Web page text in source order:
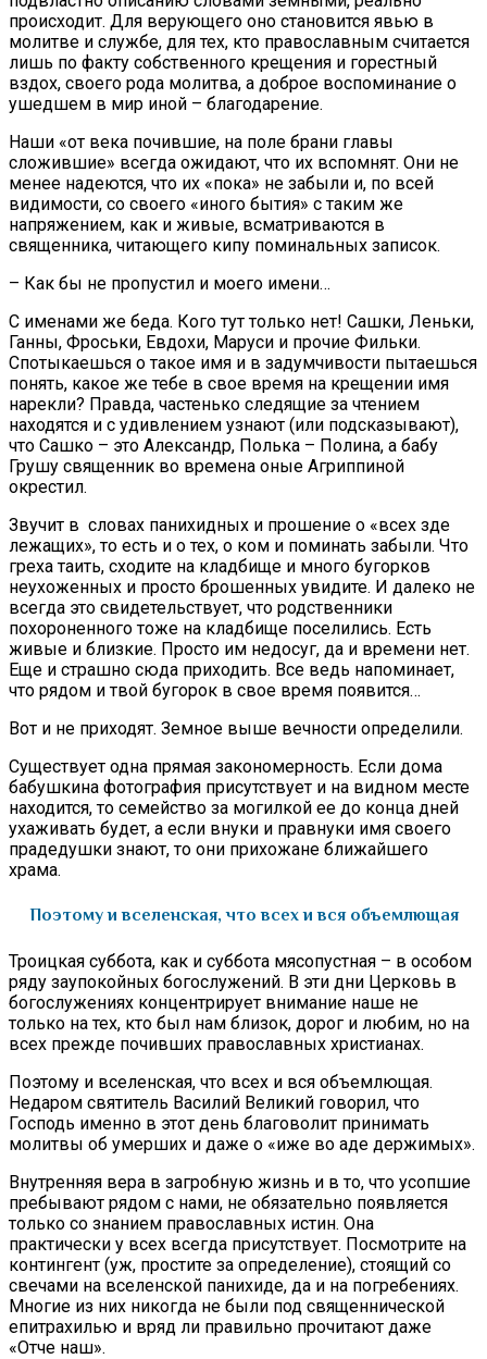
происходит. Для верующего оно становится явью в
молитве и службе, для тех, кто православным считается
лишь по факту собственного крещения и горестный
вздох, своего рода молитва, а доброе воспоминание о
ушедшем в мир иной – благодарение.
Наши «от века почившие, на поле брани главы
сложившие» всегда ожидают, что их вспомнят. Они не
менее надеются, что их «пока» не забыли и, по всей
видимости, со своего «иного бытия» с таким же
напряжением, как и живые, всматриваются в
священника, читающего кипу поминальных записок.
– Как бы не пропустил и моего имени…
С именами же беда. Кого тут только нет! Сашки, Леньки,
Ганны, Фроськи, Евдохи, Маруси и прочие Фильки.
Спотыкаешься о такое имя и в задумчивости пытаешься
понять, какое же тебе в свое время на крещении имя
нарекли? Правда, частенько следящие за чтением
находятся и с удивлением узнают (или подсказывают),
что Сашко – это Александр, Полька – Полина, а бабу
Грушу священник во времена оные Агриппиной
окрестил.
Звучит в словах панихидных и прошение о «всех зде
лежащих», то есть и о тех, о ком и поминать забыли. Что
греха таить, сходите на кладбище и много бугорков
неухоженных и просто брошенных увидите. И далеко не
всегда это свидетельствует, что родственники
похороненного тоже на кладбище поселились. Есть
живые и близкие. Просто им недосуг, да и времени нет.
Еще и страшно сюда приходить. Все ведь напоминает,
что рядом и твой бугорок в свое время появится…
Вот и не приходят. Земное выше вечности определили.
Существует одна прямая закономерность. Если дома
бабушкина фотография присутствует и на видном месте
находится, то семейство за могилкой ее до конца дней
ухаживать будет, а если внуки и правнуки имя своего
прадедушки знают, то они прихожане ближайшего
храма.
Поэтому и вселенская, что всех и вся объемлющая
Троицкая суббота, как и суббота мясопустная – в особом
ряду заупокойных богослужений. В эти дни Церковь в
богослужениях концентрирует внимание наше не
только на тех, кто был нам близок, дорог и любим, но на
всех прежде почивших православных христианах.
Поэтому и вселенская, что всех и вся объемлющая.
Недаром святитель Василий Великий говорил, что
Господь именно в этот день благоволит принимать
молитвы об умерших и даже о «иже во аде держимых».
Внутренняя вера в загробную жизнь и в то, что усопшие
пребывают рядом с нами, не обязательно появляется
только со знанием православных истин. Она
практически у всех всегда присутствует. Посмотрите на
контингент (уж, простите за определение), стоящий со
свечами на вселенской панихиде, да и на погребениях.
Многие из них никогда не были под священнической
епитрахилью и вряд ли правильно прочитают даже
«Отче наш».